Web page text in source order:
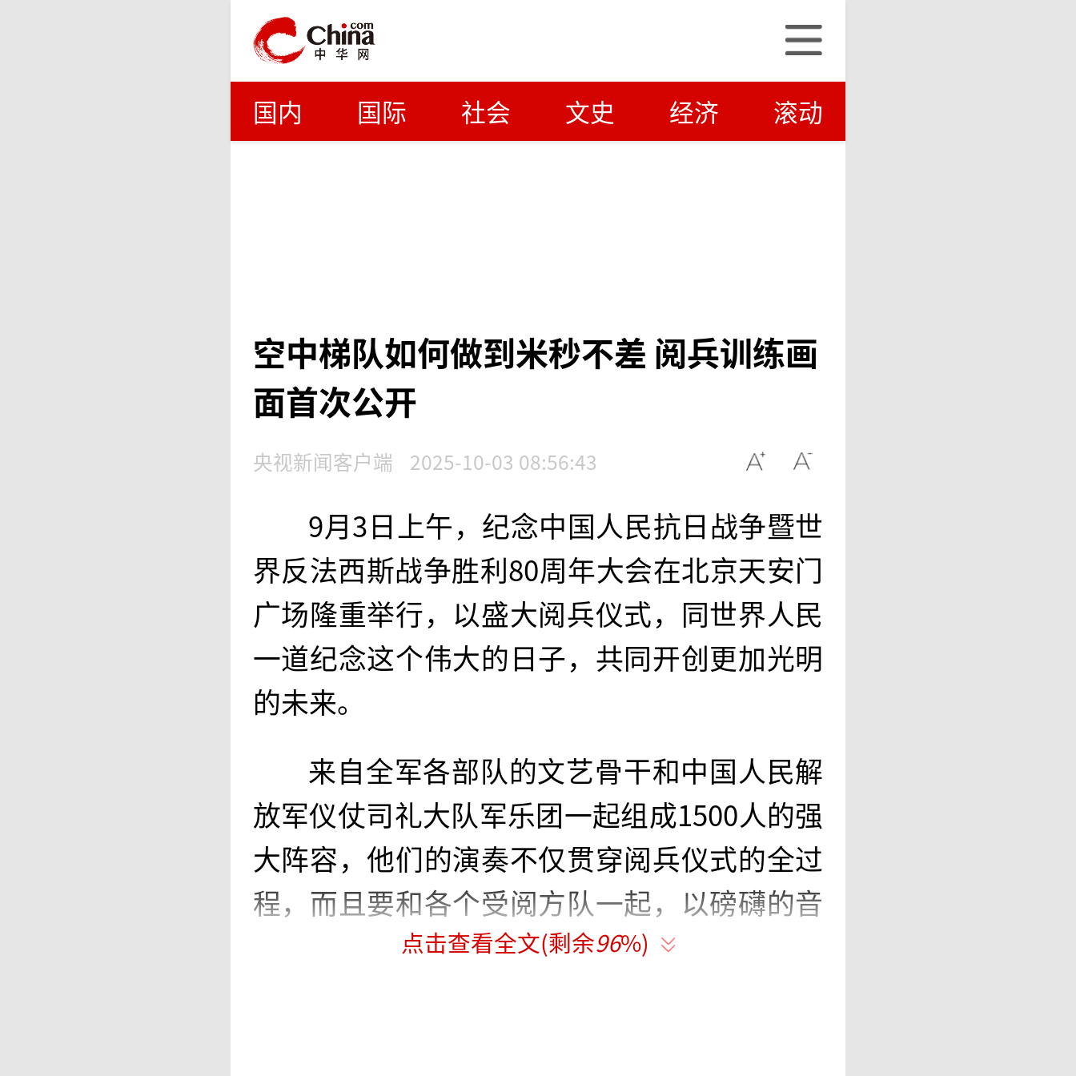
国内 国际 社会 文史 经济 滚动
空中梯队如何做到米秒不差 阅兵训练画
面首次公开
央视新闻客户端 2025-10-03 08:56:43
9月3日上午，纪念中国人民抗日战争暨世
界反法西斯战争胜利80周年大会在北京天安门
广场隆重举行，以盛大阅兵仪式，同世界人民
一道纪念这个伟大的日子，共同开创更加光明
的未来。
来自全军各部队的文艺骨干和中国人民解
放军仪仗司礼大队军乐团一起组成1500人的强
大阵容，他们的演奏不仅贯穿阅兵仪式的全过
程，而且要和各个受阅方队一起，以磅礴的音
乐力量共同完成对新时代人民军队战斗力的全
点击查看全文(剩余96%)